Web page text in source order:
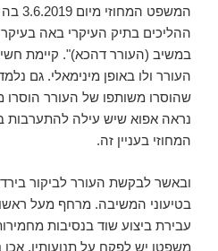
ההליכים בתיק העיקרי באה
במשיב (העורר דהכא)". קיימת
העורר ולו באופן מינימאלי. גם
שהוסרו משותפו של העורר הוסרו
נראה אפוא שיש עילה
המחוזי בעניין זה.
ובאשר לבקשת העורר לביקור
בטיעוני המשיבה. מרחף מעל
עבירת ביצוע שוד בנסיבות
משפטו יש לפקח על תנועותיו.